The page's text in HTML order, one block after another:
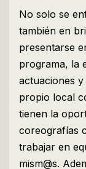
No solo se
también en
presentarse
programa, la
actuaciones
propio local
tienen la
coreografías
trabajar en
mism@s.